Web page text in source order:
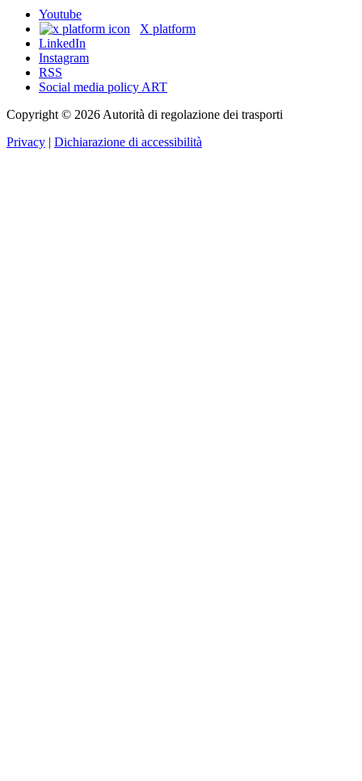
Youtube
X platform
LinkedIn
Instagram
RSS
Social media policy ART
Copyright © 2026 Autorità di regolazione dei trasporti
Privacy | Dichiarazione di accessibilità